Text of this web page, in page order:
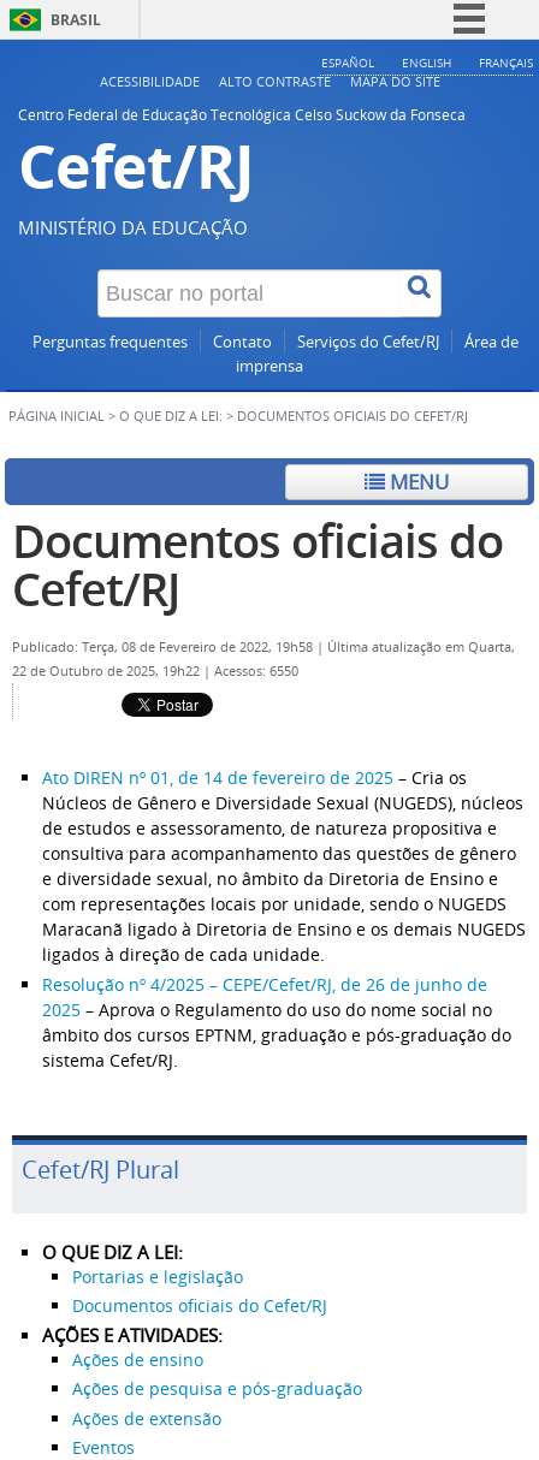
BRASIL
Simplifique!
ESPAÑOL ENGLISH FRANÇAIS
ACESSIBILIDADE ALTO CONTRASTE
MAPA DO SITE
Centro Federal de Educação Tecnológica Celso Suckow da Fonseca
Cefet/RJ
MINISTÉRIO DA EDUCAÇÃO
Perguntas frequentes Contato Serviços do Cefet/RJ
Área de
imprensa
PÁGINA INICIAL > O QUE DIZ A LEI: > DOCUMENTOS OFICIAIS DO CEFET/RJ
MENU
Documentos oficiais do
Cefet/RJ
Publicado: Terça, 08 de Fevereiro de 2022, 19h58 | Última atualização em Quarta,
22 de Outubro de 2025, 19h22 | Acessos: 6550
Ato DIREN nº 01, de 14 de fevereiro de 2025 – Cria os
Núcleos de Gênero e Diversidade Sexual (NUGEDS), núcleos
de estudos e assessoramento, de natureza propositiva e
consultiva para acompanhamento das questões de gênero
e diversidade sexual, no âmbito da Diretoria de Ensino e
com representações locais por unidade, sendo o NUGEDS
Maracanã ligado à Diretoria de Ensino e os demais NUGEDS
ligados à direção de cada unidade.
Resolução nº 4/2025 – CEPE/Cefet/RJ, de 26 de junho de
2025 – Aprova o Regulamento do uso do nome social no
âmbito dos cursos EPTNM, graduação e pós-graduação do
sistema Cefet/RJ.
Cefet/RJ Plural
O QUE DIZ A LEI:
Portarias e legislação
Documentos oficiais do Cefet/RJ
AÇÕES E ATIVIDADES:
Ações de ensino
Ações de pesquisa e pós-graduação
Ações de extensão
Eventos